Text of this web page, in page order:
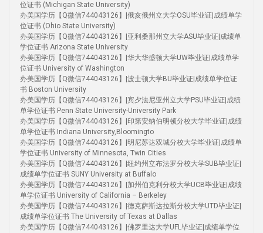
位证书 (Michigan State University)
办美国学历【Q微信744043126】|俄亥俄州立大学OSU毕业证|成绩单学
位证书 (Ohio State University)
办美国学历【Q微信744043126】|亚利桑那州立大学ASU毕业证|成绩单
学位证书 Arizona State University
办美国学历【Q微信744043126】|华大华盛顿大学UW毕业证|成绩单学
位证书 University of Washington
办美国学历【Q微信744043126】|波士顿大学BU毕业证|成绩单学位证
书 Boston University
办美国学历【Q微信744043126】|宾夕法尼亚州立大学PSU毕业证|成绩
单学位证书 Penn State University-University Park
办美国学历【Q微信744043126】|印第安纳伯明顿分校大学毕业证|成绩
单学位证书 Indiana University,Bloomingto
办美国学历【Q微信744043126】|明尼苏达双城分校大学毕业证|成绩单
学位证书 University of Minnesota, Twin Cities
办美国学历【Q微信744043126】|纽约州立布法罗分校大学SUB毕业证|
成绩单学位证书 SUNY University at Buffalo
办美国学历【Q微信744043126】|加州伯克利分校大学UCB毕业证|成绩
单学位证书 University of California – Berkeley
办美国学历【Q微信744043126】|德克萨斯达拉斯分校大学UTD毕业证|
成绩单学位证书 The University of Texas at Dallas
办美国学历【Q微信744043126】|佛罗里达大学UFL毕业证|成绩单学位